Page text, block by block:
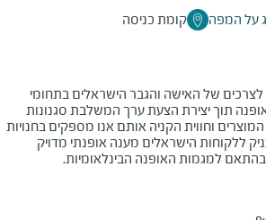
על המפה קומת כניסה
של האישה והגבר הישראלים בתחומי
תוך יצירת הצעת ערך המשלבת סגנונות
וחווית הקניה אותם אנו מספקים בחנויות
ללקוחות הישראלים מענה אופנתי מדויק
למגמות האופנה הבינלאומיות.